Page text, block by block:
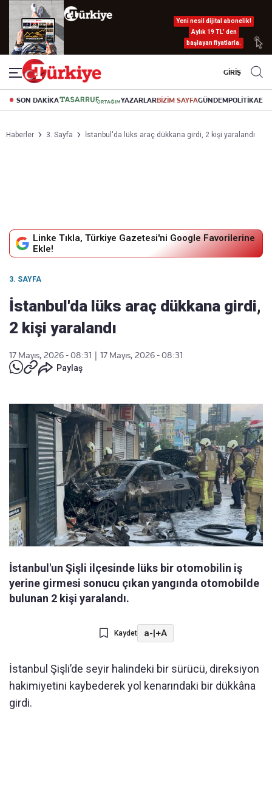
Yeni nesil dijital abonelik!
Aylık 19 TL’ den
başlayan fiyatlarla.
GİRİŞ
SON DAKİKA YAZARLARBİZİM SAYFAGÜNDEMPOLİTİKA
Haberler 3. Sayfa İstanbul'da lüks araç dükkana girdi, 2 kişi yaralandı
Linke Tıkla, Türkiye Gazetesi'ni Google Favorilerine
Ekle!
3. SAYFA
İstanbul'da lüks araç dükkana girdi,
2 kişi yaralandı
17 Mayıs, 2026 - 08:31
17 Mayıs, 2026 - 08:31
Paylaş
İstanbul'un Şişli ilçesinde lüks bir otomobilin iş
yerine girmesi sonucu çıkan yangında otomobilde
bulunan 2 kişi yaralandı.
Kaydet a-|+A
İstanbul Şişli’de seyir halindeki bir sürücü, direksiyon
hakimiyetini kaybederek yol kenarındaki bir dükkâna
girdi.